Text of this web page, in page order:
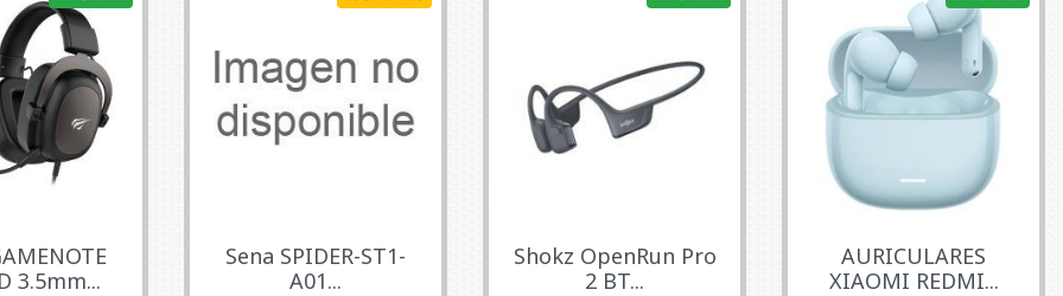
3.5mm...
Sena SPIDER-ST1-
A01...
Shokz OpenRun Pro
2 BT...
AURICULARES
XIAOMI REDMI...